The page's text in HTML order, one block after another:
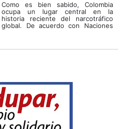
Como es bien sabido, Colombia
ocupa un lugar central en la
historia reciente del narcotráfico
global. De acuerdo con Naciones